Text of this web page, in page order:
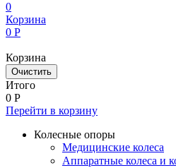
0
Корзина
0 Р
Корзина
Очистить
Итого
0 Р
Перейти в корзину
Колесные опоры
Медицинские колеса
Аппаратные колеса и